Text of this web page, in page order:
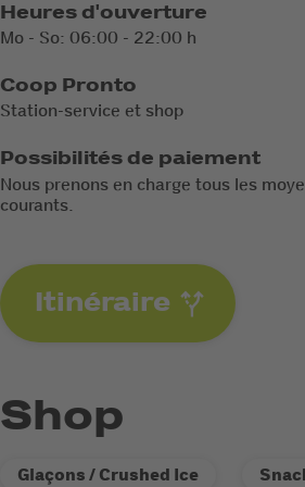
Heures d'ouverture
Mo - So: 06:00 - 22:00 h
Coop Pronto
Station-service et shop
Possibilités de paiement
Nous prenons en charge tous les
courants.
Itinéraire
Shop
Glaçons / Crushed Ice